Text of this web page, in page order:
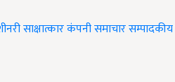
साक्षात्कारकंपनी समाचारसम्पादकीय